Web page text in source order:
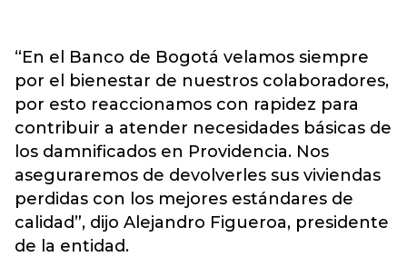
“En el Banco de Bogotá velamos siempre
por el bienestar de nuestros colaboradores,
por esto reaccionamos con rapidez para
contribuir a atender necesidades básicas de
los damnificados en Providencia. Nos
aseguraremos de devolverles sus viviendas
perdidas con los mejores estándares de
calidad”, dijo Alejandro Figueroa, presidente
de la entidad.